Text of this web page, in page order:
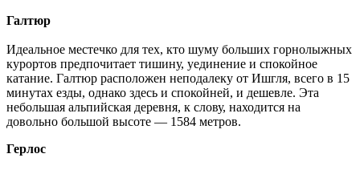
Галтюр
Идеальное местечко для тех, кто шуму больших горнолыжных
курортов предпочитает тишину, уединение и спокойное
катание. Галтюр расположен неподалеку от Ишгля, всего в 15
минутах езды, однако здесь и спокойней, и дешевле. Эта
небольшая альпийская деревня, к слову, находится на
довольно большой высоте — 1584 метров.
Герлос